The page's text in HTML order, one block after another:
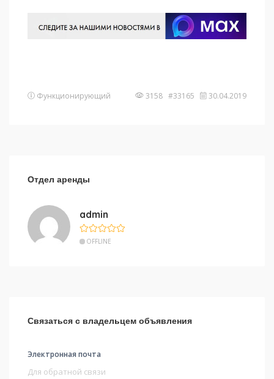
Функционирующий 3158 #33165 30.04.2019
Отдел аренды
admin
OFFLINE
Связаться с владельцем объявления
Электронная почта